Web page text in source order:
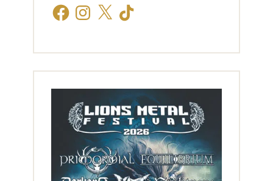
FacebookInstagram
X TikTok